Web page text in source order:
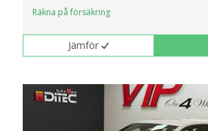
Räkna på försäkring
Jämför